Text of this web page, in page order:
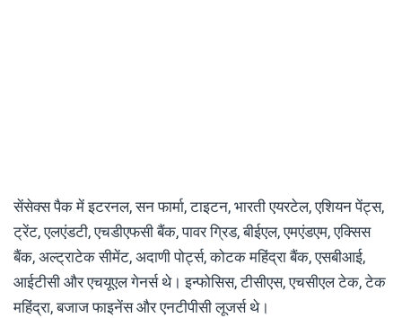
सेंसेक्स पैक में इटरनल, सन फार्मा, टाइटन, भारती एयरटेल, एशियन पेंट्स,
ट्रेंट, एलएंडटी, एचडीएफसी बैंक, पावर ग्रिड, बीईएल, एमएंडएम, एक्सिस
बैंक, अल्ट्राटेक सीमेंट, अदाणी पोर्ट्स, कोटक महिंद्रा बैंक, एसबीआई,
आईटीसी और एचयूएल गेनर्स थे। इन्फोसिस, टीसीएस, एचसीएल टेक, टेक
महिंद्रा, बजाज फाइनेंस और एनटीपीसी लूजर्स थे।